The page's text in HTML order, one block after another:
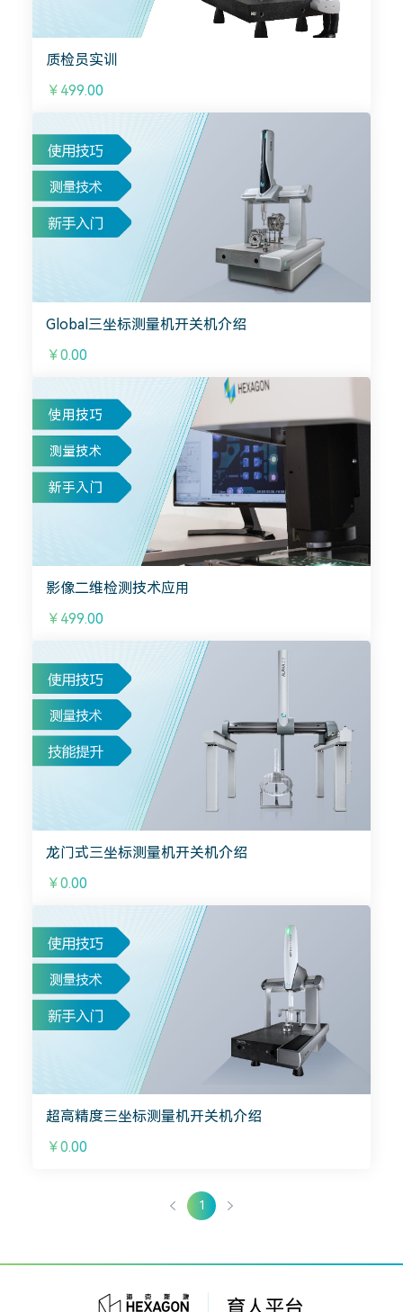
质检员实训
￥499.00
Global三坐标测量机开关机介绍
￥0.00
影像二维检测技术应用
￥499.00
龙门式三坐标测量机开关机介绍
￥0.00
超高精度三坐标测量机开关机介绍
￥0.00
1